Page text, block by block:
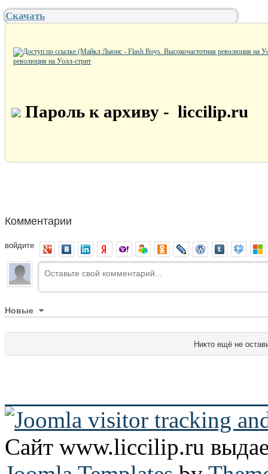
Скачать
революция на Уолл-стрит
Пароль к архиву - liccilip.ru
Комментарии
войдите
Новые
Никто ещё не
Сайт www.liccilip.ru